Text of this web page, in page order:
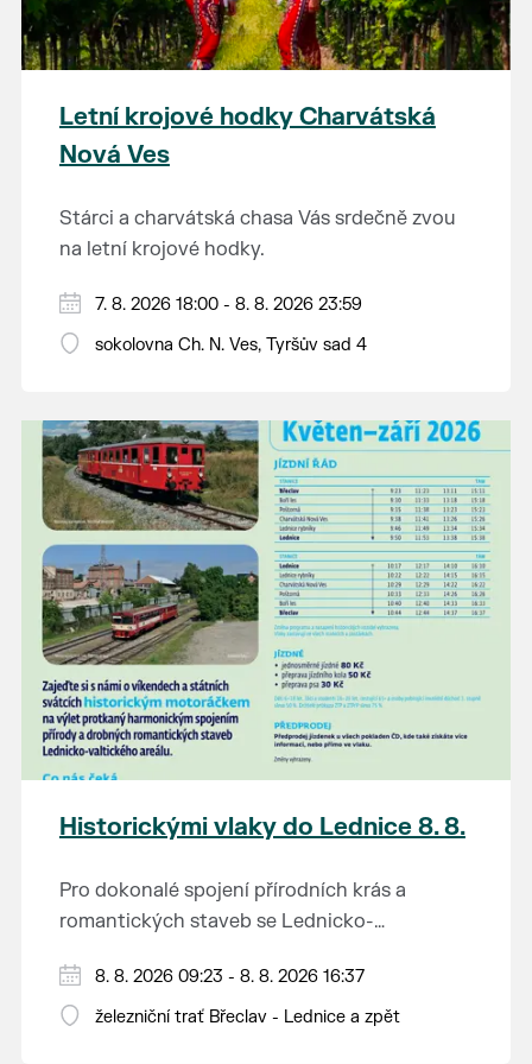
Letní krojové hodky Charvátská
Nová Ves
Stárci a charvátská chasa Vás srdečně zvou
na letní krojové hodky.
PÁTEK 7. srpna
18:00 - ruční stavění máje
14:00 - krojový průvod pro stárky od
hostince “U Buvola”
16:00 - odpolední zábava na sokolovně
21:00 - večerní zábava
K tanci a poslechu bude hrát DH
Lanžhotčané.
Těšíme se na Vás!
7. 8. 2026 18:00 - 8. 8. 2026 23:59
sokolovna Ch. N. Ves, Tyršův sad 4
Historickými vlaky do Lednice 8. 8.
Pro dokonalé spojení přírodních krás a
romantických staveb se Lednicko-
Na výlet do této malebné krajiny na jihu
Moravy se vydejte stylově – historickým
Od 1. května do 28. září vás o víkendech a
svátcích mezi Břeclaví a Lednicí sveze
8. 8. 2026 09:23 - 8. 8. 2026 16:37
železniční trať Břeclav - Lednice a zpět